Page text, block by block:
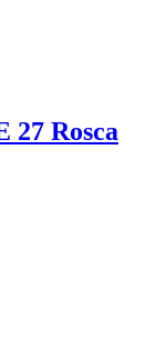
27 Rosca